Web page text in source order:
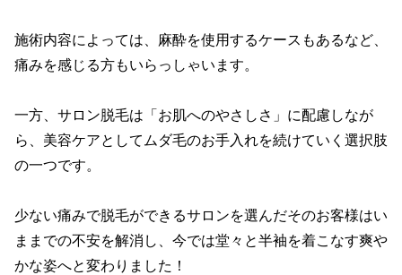
施術内容によっては、麻酔を使用するケースもあるなど、
痛みを感じる方もいらっしゃいます。
一方、サロン脱毛は「お肌へのやさしさ」に配慮しなが
ら、美容ケアとしてムダ毛のお手入れを続けていく選択肢
の一つです。
少ない痛みで脱毛ができるサロンを選んだそのお客様はい
ままでの不安を解消し、今では堂々と半袖を着こなす爽や
かな姿へと変わりました！